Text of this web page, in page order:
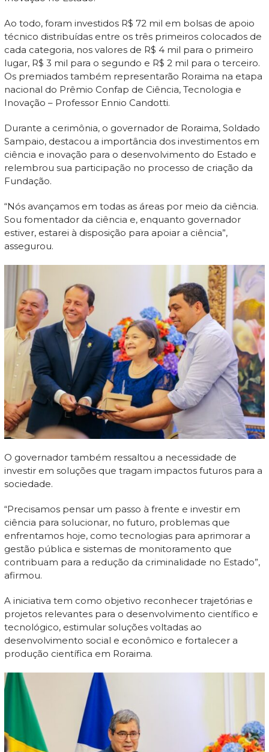
Ao todo, foram investidos R$ 72 mil em bolsas de apoio
técnico distribuídas entre os três primeiros colocados de
cada categoria, nos valores de R$ 4 mil para o primeiro
lugar, R$ 3 mil para o segundo e R$ 2 mil para o terceiro.
Os premiados também representarão Roraima na etapa
nacional do Prêmio Confap de Ciência, Tecnologia e
Inovação – Professor Ennio Candotti.
Durante a cerimônia, o governador de Roraima, Soldado
Sampaio, destacou a importância dos investimentos em
ciência e inovação para o desenvolvimento do Estado e
relembrou sua participação no processo de criação da
Fundação.
“Nós avançamos em todas as áreas por meio da ciência.
Sou fomentador da ciência e, enquanto governador
estiver, estarei à disposição para apoiar a ciência”,
assegurou.
O governador também ressaltou a necessidade de
investir em soluções que tragam impactos futuros para a
sociedade.
“Precisamos pensar um passo à frente e investir em
ciência para solucionar, no futuro, problemas que
enfrentamos hoje, como tecnologias para aprimorar a
gestão pública e sistemas de monitoramento que
contribuam para a redução da criminalidade no Estado”,
afirmou.
A iniciativa tem como objetivo reconhecer trajetórias e
projetos relevantes para o desenvolvimento científico e
tecnológico, estimular soluções voltadas ao
desenvolvimento social e econômico e fortalecer a
produção científica em Roraima.